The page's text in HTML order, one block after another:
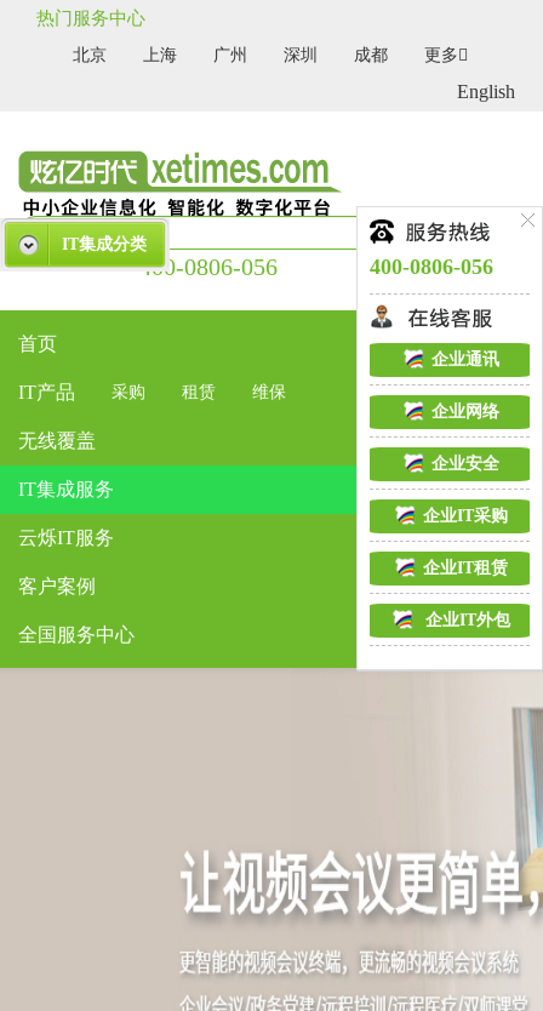
热门服务中心
北京 上海 广州 深圳 成都 更多
English
400-0806-056
首页
IT产品 采购 租赁 维保
无线覆盖
IT集成服务
云烁IT服务
客户案例
全国服务中心
IT集成分类
400-0806-056
企业通讯
企业网络
企业安全
企业IT采购
企业IT租赁
企业IT外包